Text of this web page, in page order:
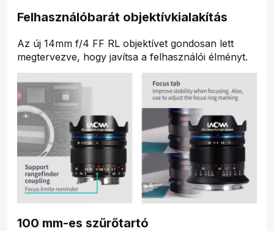
Felhasználóbarát objektívkialakítás
Az új 14mm f/4 FF RL objektívet gondosan lett
megtervezve, hogy javítsa a felhasználói élményt.
100 mm-es szűrőtartó